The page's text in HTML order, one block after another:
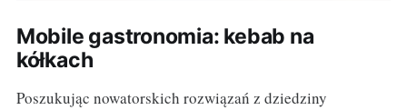
Mobile gastronomia: kebab na
kółkach
Poszukując nowatorskich rozwiązań z dziedziny